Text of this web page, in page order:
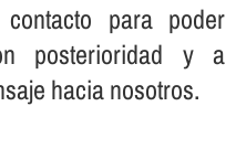
para poder
posterioridad y a
hacia nosotros.